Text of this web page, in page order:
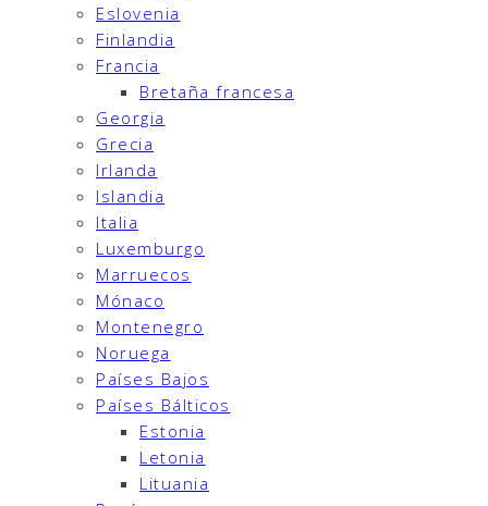
Eslovenia
Finlandia
Francia
Bretaña francesa
Georgia
Grecia
Irlanda
Islandia
Italia
Luxemburgo
Marruecos
Mónaco
Montenegro
Noruega
Países Bajos
Países Bálticos
Estonia
Letonia
Lituania